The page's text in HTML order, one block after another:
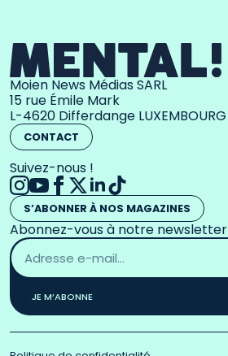
Moien News Médias SARL
15 rue Émile Mark
L-4620 Differdange LUXEMBOURG
CONTACT
Suivez-nous !
S’ABONNER À NOS MAGAZINES
Abonnez-vous à notre newsletter
Adresse
email
*
JE M’ABONNE